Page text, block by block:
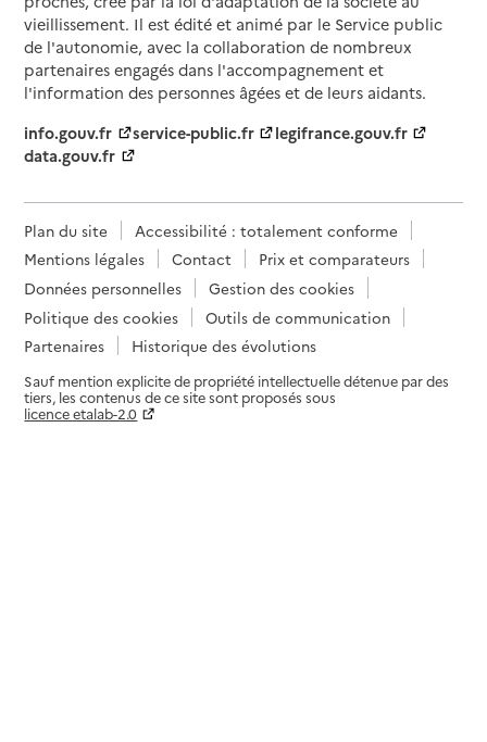
vieillissement. Il est édité et animé par le Service public
de l'autonomie, avec la collaboration de nombreux
partenaires engagés dans l'accompagnement et
l'information des personnes âgées et de leurs aidants.
info.gouv.fr
service-public.fr
legifrance.gouv.fr
data.gouv.fr
Plan du site
Accessibilité : totalement conforme
Mentions légales
Contact
Prix et comparateurs
Données personnelles
Gestion des cookies
Politique des cookies
Outils de communication
Partenaires
Historique des évolutions
Sauf mention explicite de propriété intellectuelle détenue par des
tiers, les contenus de ce site sont proposés sous
licence etalab-2.0